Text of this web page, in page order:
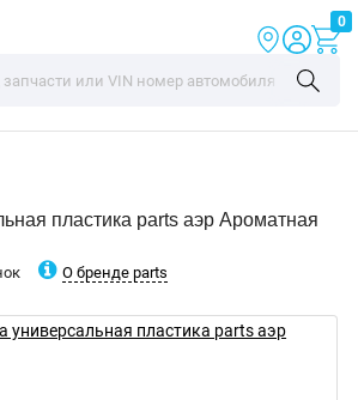
0
пластика parts аэр Ароматная
О бренде parts